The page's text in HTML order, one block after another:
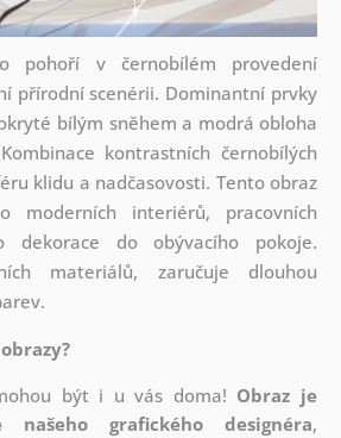
pohoří v černobílém provedení
přírodní scenérii. Dominantní prvky
bílým sněhem a modrá obloha
kontrastních černobílých
klidu a nadčasovosti. Tento obraz
moderních interiérů, pracovních
dekorace do obývacího pokoje.
materiálů, zaručuje dlouhou
být i u vás doma! Obraz je
našeho grafického designéra,